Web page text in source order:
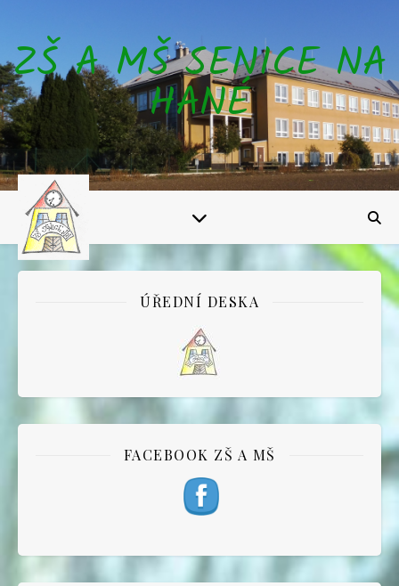
ZŠ A MŠ SENICE NA
HANÉ
ÚŘEDNÍ DESKA
FACEBOOK ZŠ A MŠ